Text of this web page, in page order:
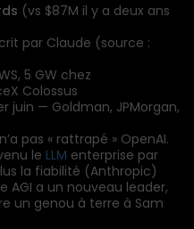
(vs $87M il y a deux ans
par Claude (source :
5 GW chez
Colossus
juin — Goldman, JPMorgan,
pas « rattrapé » OpenAI.
le LLM enterprise par
la fiabilité (Anthropic)
AGI a un nouveau leader,
un genou à terre à Sam